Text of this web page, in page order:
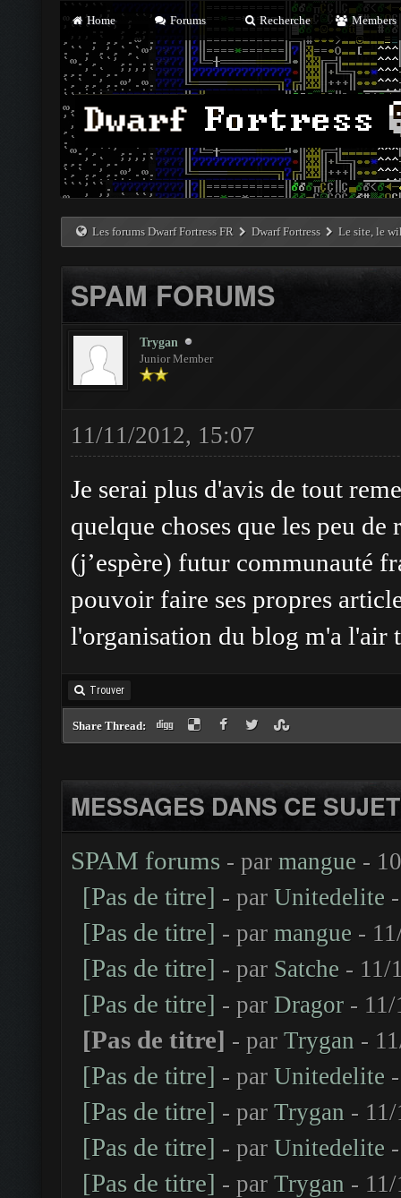
Home Forums Recherche Members
Les forums Dwarf Fortress FR Dwarf Fortress Le site, le
SPAM FORUMS
Trygan
Junior Member
11/11/2012, 15:07
Je serai plus d'avis de tout
quelque choses que les peu
(j’espère) futur communauté
pouvoir faire ses propres
l'organisation du blog m'a l'air
Trouver
Share Thread:
MESSAGES DANS CE SUJET
SPAM forums - par mangue -
[Pas de titre] - par Unitedelite
[Pas de titre] - par mangue -
[Pas de titre] - par Satche - 11/
[Pas de titre] - par Dragor -
[Pas de titre] - par Trygan -
[Pas de titre] - par Unitedelite
[Pas de titre] - par Trygan -
[Pas de titre] - par Unitedelite
[Pas de titre] - par Trygan -